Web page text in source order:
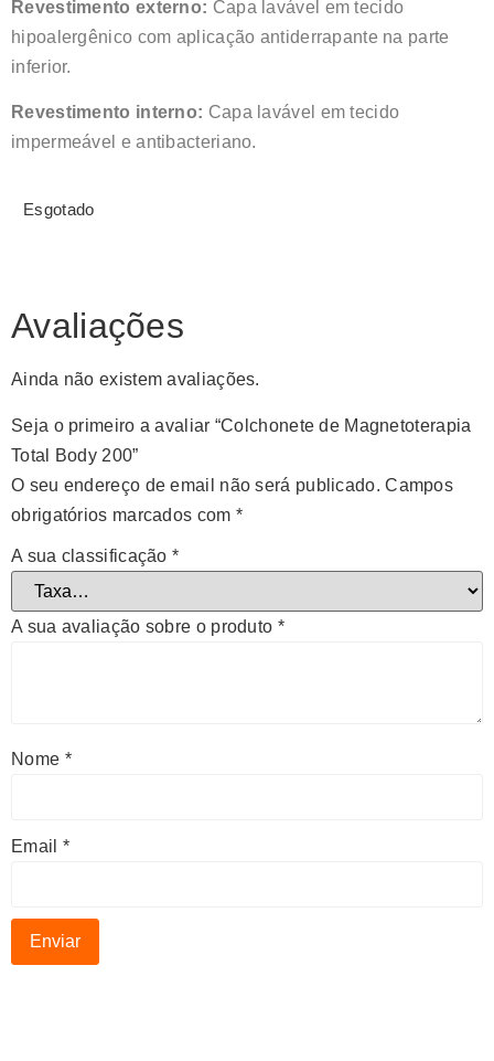
Revestimento externo: Capa lavável em tecido
hipoalergênico com aplicação antiderrapante na parte
inferior.
Revestimento interno: Capa lavável em tecido
impermeável e antibacteriano.
Esgotado
Avaliações
Ainda não existem avaliações.
Seja o primeiro a avaliar “Colchonete de Magnetoterapia
Total Body 200”
O seu endereço de email não será publicado. Campos
obrigatórios marcados com *
A sua classificação*
A sua avaliação sobre o produto *
Nome *
Email *